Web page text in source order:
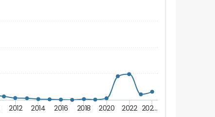
2012 2014 2016 2018 2020 2022 202…